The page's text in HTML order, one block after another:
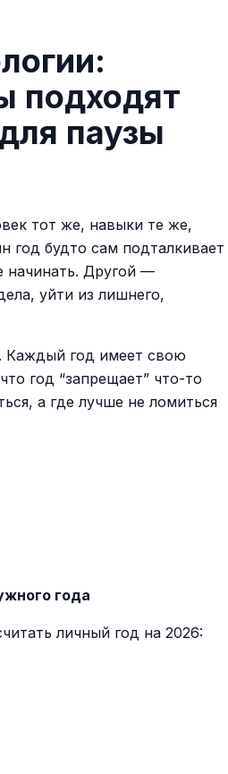
подходят
паузы
тот же, навыки те же,
год будто сам подталкивает
начинать. Другой —
уйти из лишнего,
Каждый год имеет свою
год “запрещает” что-то
а где лучше не ломиться
года
личный год на 2026: